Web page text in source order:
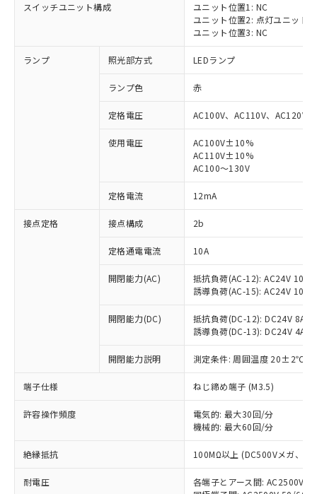
スイッチユニット構成
ユニット位置1: NC
ユニット位置2: 点灯ユニット
ユニット位置3: NC
ランプ 照光部方式 LEDランプ
ランプ色 赤
定格電圧 AC100V、AC110V、AC120V
使用電圧
AC100V±10%
AC110V±10%
AC100～130V
定格電流 12mA
接点定格 接点構成 2b
定格通電電流 10A
開閉能力(AC)
抵抗負荷(AC-12): AC24V 10A/
誘導負荷(AC-15): AC24V
開閉能力(DC)
抵抗負荷(DC-12): DC24V 8A/
誘導負荷(DC-13): DC24V 4A/
開閉能力説明 測定条件: 周囲温度 20±2℃、
端子仕様 ねじ締め端子 (M3.5)
許容操作頻度
電気的: 最大30回/分
機械的: 最大60回/分
絶縁抵抗 100MΩ以上 (DC500Vメガ、点
耐電圧
各端子とアース間: AC2500V
ご利用条件
以下の条件をお読みいただき、同意のうえ
本サービスは、当社制御機器事業取扱
商品の当社在庫状況および標準価格
(税抜)を提供させていただくもので
当社制御機器事業取扱商品の中には、
本サービスの対象外となる商品もある
ことをご了承ください。
在庫状況および標準価格照会結果は、
記載している更新日時点での社内デー
タに基づき作成されるものであり、閲
準価格とは異なる場合があることをご
対応済み：EU RoHS指令（10物質）の
非含有に対応した製品が提供可能な商品で
対応予定：EU RoHS指令（10物質）の非含
有に対応した製品に切り替える予定のある
対応予定なし：EU RoHS指令（10物質）の
非含有に非対応の商品で、対応品を出す予
調査・確認中：EU RoHS指令（10物質）の
非含有の対応状況を調査中または確認中の
非該当品：ライセンス料など無形物で、有
害物質有無と関係のない商品です。
仕入先様の事情により、非含有部品として
いたものが、含有品と判明した場合などや
むを得ず変更することがあります。
*EU RoHS指令（10物質）：
鉛(Pb) 1000ppm以下、 水銀(Hg) 1000ppm以下、 カド
六価クロム(Cr(Ⅵ)) 1000ppm以下、ポリ臭化ビフェニル
「○」：最大均質材料含有率が中国RoHSの
基準値以下であることを示します。
「×」：最大均質材料含有率が中国RoHSの
基準値を超えていることを示します。
「－」：未確認です。当社販売部門へお問
当社は、これら貴社製品のうち、外国
為替および外国貿易法に定める商品
（以下｢規制貨物等」という）を輸出
または国外への提供する場合は、日本
国政府の輸出許可(または役務取引許
可)を取得するなどの必要な手続きを